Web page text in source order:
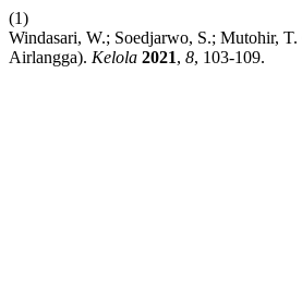
(1)
Windasari, W.; Soedjarwo, S.; Mutohir,
Airlangga). Kelola 2021, 8, 103-109.